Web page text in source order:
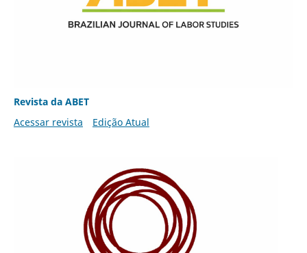
Revista da ABET
Acessar revista
Edição Atual